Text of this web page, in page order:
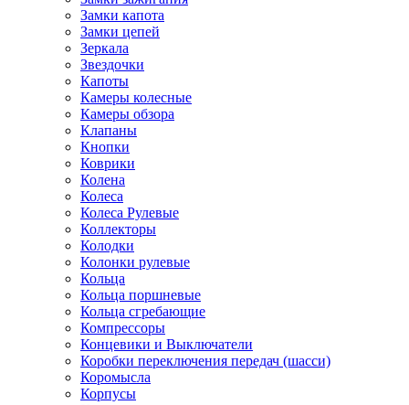
Замки капота
Замки цепей
Зеркала
Звездочки
Капоты
Камеры колесные
Камеры обзора
Клапаны
Кнопки
Коврики
Колена
Колеса
Колеса Рулевые
Коллекторы
Колодки
Колонки рулевые
Кольца
Кольца поршневые
Кольца сгребающие
Компрессоры
Концевики и Выключатели
Коробки переключения передач (шасси)
Коромысла
Корпусы